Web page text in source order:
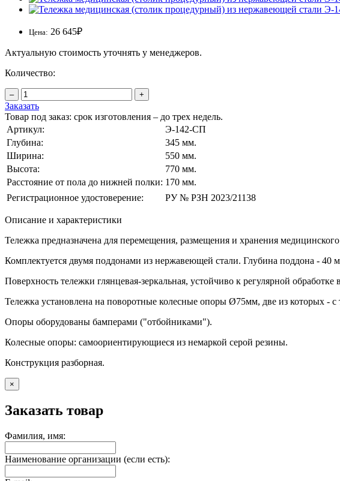
Цена: 26 645₽
Актуальную стоимость уточнять у менеджеров.
Количество:
– +
Заказать
Товар под заказ: срок изготовления – до трех недель.
Артикул:
Э-142-СП
Глубина:
345 мм.
Ширина:
550 мм.
Высота:
770 мм.
Расстояние от пола до нижней полки: 170 мм.
Регистрационное удостоверение:
РУ № РЗН 2023/21138
Описание и характеристики
Тележка предназначена для перемещения, размещения и хранения
Комплектуется двумя поддонами из нержавеющей стали. Глубина поддона -
Поверхность тележки глянцевая-зеркальная, устойчиво к регулярной
Тележка установлена на поворотные колесные опоры Ø75мм, две из которых - с
Опоры оборудованы бамперами ("отбойниками").
Колесные опоры: самоориентирующиеся из немаркой серой резины.
Конструкция разборная.
×
Заказать товар
Фамилия, имя:
Наименование организации (если есть):